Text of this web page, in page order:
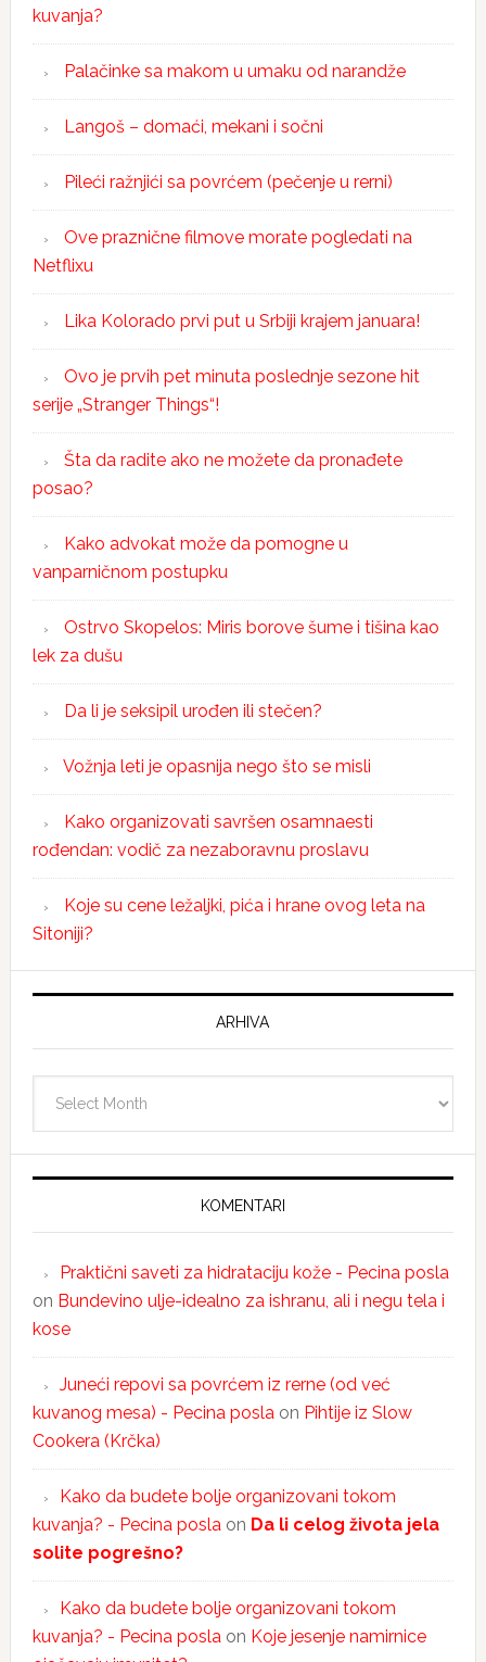
kuvanja?
Palačinke sa makom u umaku od narandže
Langoš – domaći, mekani i sočni
Pileći ražnjići sa povrćem (pečenje u rerni)
Ove praznične filmove morate pogledati na
Netflixu
Lika Kolorado prvi put u Srbiji krajem januara!
Ovo je prvih pet minuta poslednje sezone hit
serije „Stranger Things“!
Šta da radite ako ne možete da pronađete
posao?
Kako advokat može da pomogne u
vanparničnom postupku
Ostrvo Skopelos: Miris borove šume i tišina kao
lek za dušu
Da li je seksipil urođen ili stečen?
Vožnja leti je opasnija nego što se misli
Kako organizovati savršen osamnaesti
rođendan: vodič za nezaboravnu proslavu
Koje su cene ležaljki, pića i hrane ovog leta na
Sitoniji?
ARHIVA
KOMENTARI
Praktični saveti za hidrataciju kože - Pecina posla
on Bundevino ulje-idealno za ishranu, ali i negu tela i
kose
Juneći repovi sa povrćem iz rerne (od već
kuvanog mesa) - Pecina poslaon Pihtije iz Slow
Cookera (Krčka)
Kako da budete bolje organizovani tokom
kuvanja? - Pecina poslaon Da li celog života jela
solite pogrešno?
Kako da budete bolje organizovani tokom
kuvanja? - Pecina poslaon Koje jesenje namirnice